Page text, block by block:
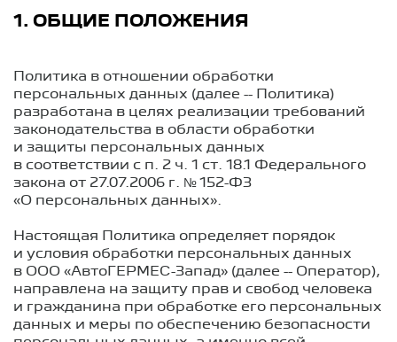
1. ОБЩИЕ ПОЛОЖЕНИЯ
Политика в отношении обработки
персональных данных (далее -- Политика)
разработана в целях реализации требований
законодательства в области обработки
и защиты персональных данных
в соответствии с п. 2 ч. 1 ст. 18.1 Федерального
закона от 27.07.2006 г.
№ 152-ФЗ
«О персональных данных».
Настоящая Политика определяет порядок
и условия обработки персональных данных
в ООО «АвтоГЕРМЕС-Запад» (далее -- Оператор),
направлена на защиту прав и свобод человека
и гражданина при обработке его персональных
данных и меры по обеспечению безопасности